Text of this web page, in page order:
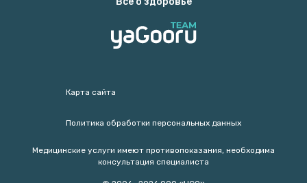
Карта сайта
Политика обработки персональных данных
Медицинские услуги имеют противопоказания, необходима
консультация специалиста